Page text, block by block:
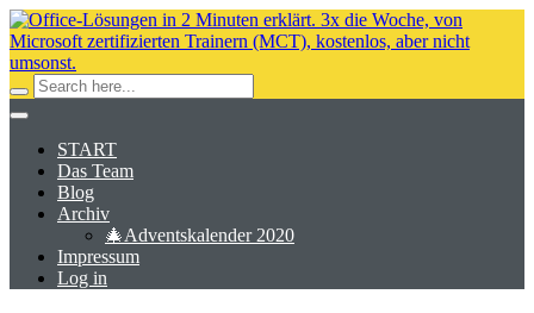
START
Das Team
Blog
Archiv
🎄Adventskalender 2020
Impressum
Log in